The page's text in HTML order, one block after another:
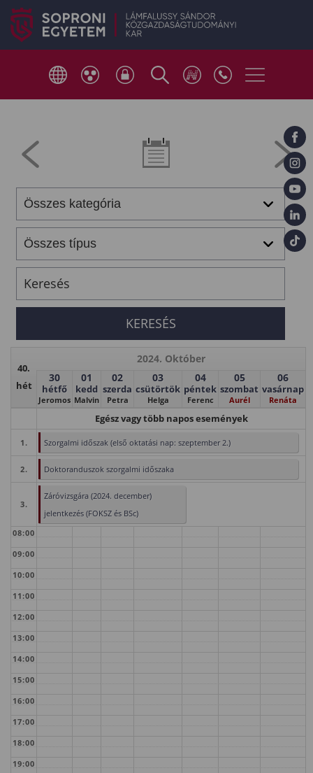
40.
hét
2024. Október
30
hétfő
Jeromos
01
kedd
Malvin
02
szerda
Petra
03
csütörtök
Helga
04
péntek
Ferenc
05
szombat
Aurél
06
vasárnap
Renáta
Egész vagy több napos események
1. Szorgalmi időszak (első oktatási nap: szeptember 2.)
2. Doktoranduszok szorgalmi időszaka
3.
Záróvizsgára (2024. december)
jelentkezés (FOKSZ és BSc)
08:00
09:00
10:00
11:00
12:00
13:00
14:00
15:00
16:00
17:00
18:00
19:00